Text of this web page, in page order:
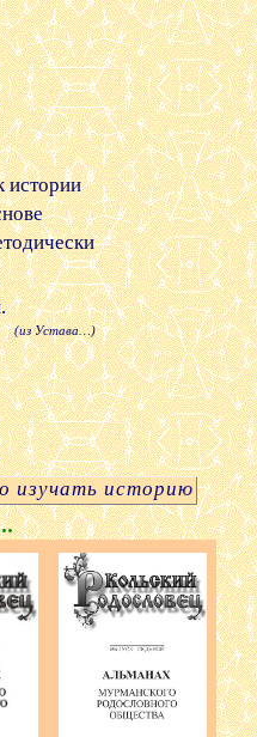
истории
(из Устава…)
историю страны